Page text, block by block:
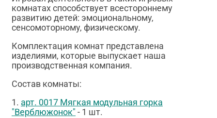
комнатах способствует всестороннему
развитию детей: эмоциональному,
сенсомоторному, физическому.
Комплектация комнат представлена
изделиями, которые выпускает наша
производственная компания.
Состав комнаты:
1. арт. 0017 Мягкая модульная горка
"Верблюжонок" - 1 шт.